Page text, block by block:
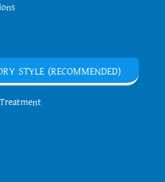
STYLE (RECOMMENDED)